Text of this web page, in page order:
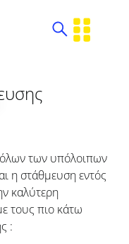
όλων των υπόλοιπων
η στάθμευση εντός
καλύτερη
τους πιο κάτω
: